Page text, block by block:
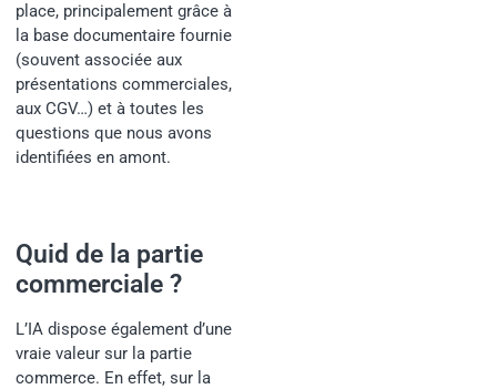
place, principalement grâce à
la base documentaire fournie
(souvent associée aux
présentations commerciales,
aux CGV…) et à toutes les
questions que nous avons
identifiées en amont.
Quid de la partie
commerciale ?
L’IA dispose également d’une
vraie valeur sur la partie
commerce. En effet, sur la